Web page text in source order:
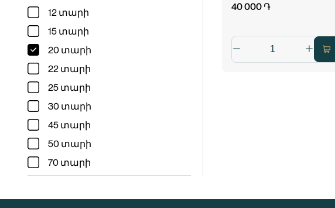
12 տարի
15 տարի
20 տարի
22 տարի
25 տարի
30 տարի
45 տարի
50 տարի
70 տարի
40 000 ֏